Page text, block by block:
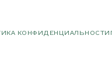
КОНФИДЕНЦИАЛЬНОСТИ